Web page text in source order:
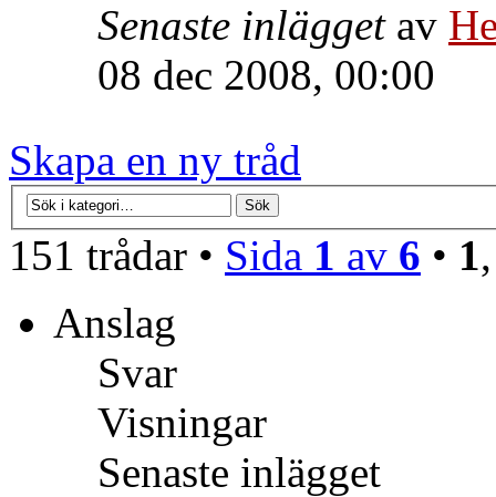
Senaste inläggetav
08 dec 2008, 00:00
Skapa en ny tråd
151 trådar • Sida 1 av 6 • 1
Anslag
Svar
Visningar
Senaste inlägget